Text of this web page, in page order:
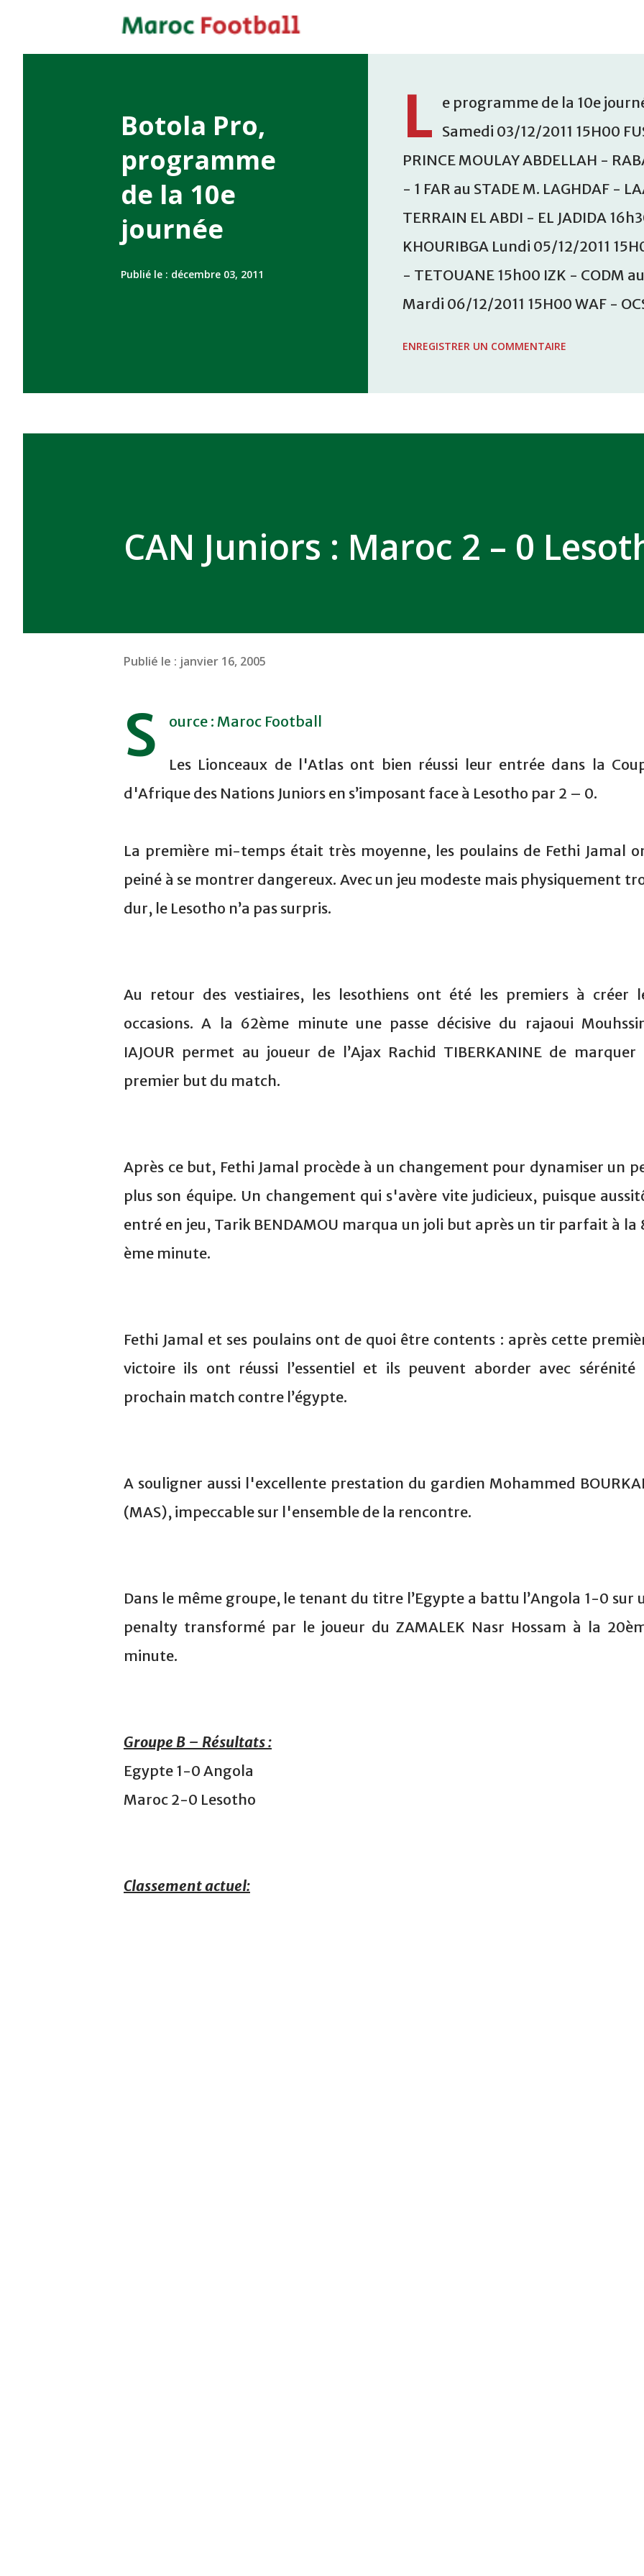
Botola Pro,
programme
de la 10e
journée
Publié le : décembre 03, 2011
L e programme de la 10e
Samedi 03/12/2011 15H00
PRINCE MOULAY ABDELLAH -
- 1 FAR au STADE M. LAGHDAF -
TERRAIN EL ABDI - EL JADIDA
KHOURIBGA Lundi 05/12/2011
- TETOUANE 15h00 IZK - CODM
Mardi 06/12/2011 15H00 WAF -
ENREGISTRER UN COMMENTAIRE
CAN Juniors : Maroc 2 – 0
Publié le : janvier 16, 2005
S ource : Maroc Football
Les Lionceaux de l'Atlas ont bien réussi leur entrée dans la
d'Afrique des Nations Juniors en s’imposant face à Lesotho par 2 – 0.
La première mi-temps était très moyenne, les poulains de Fethi Jamal
peiné à se montrer dangereux. Avec un jeu modeste mais physiquement
dur, le Lesotho n’a pas surpris.
Au retour des vestiaires, les lesothiens ont été les premiers à créer
occasions. A la 62ème minute une passe décisive du rajaoui
IAJOUR permet au joueur de l’Ajax Rachid TIBERKANINE de marquer
premier but du match.
Après ce but, Fethi Jamal procède à un changement pour dynamiser un
plus son équipe. Un changement qui s'avère vite judicieux, puisque
entré en jeu, Tarik BENDAMOU marqua un joli but après un tir parfait à la
ème minute.
Fethi Jamal et ses poulains ont de quoi être contents : après cette
victoire ils ont réussi l’essentiel et ils peuvent aborder avec sérénité
prochain match contre l’égypte.
A souligner aussi l'excellente prestation du gardien Mohammed
(MAS), impeccable sur l'ensemble de la rencontre.
Dans le même groupe, le tenant du titre l’Egypte a battu l’Angola 1-0 sur
penalty transformé par le joueur du ZAMALEK Nasr Hossam à la
minute.
Groupe B – Résultats :
Egypte 1-0 Angola
Maroc 2-0 Lesotho
Classement actuel: